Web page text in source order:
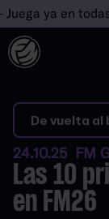
ya en todas
De vuelta al
24.10.25 FM
Las 10
en FM26